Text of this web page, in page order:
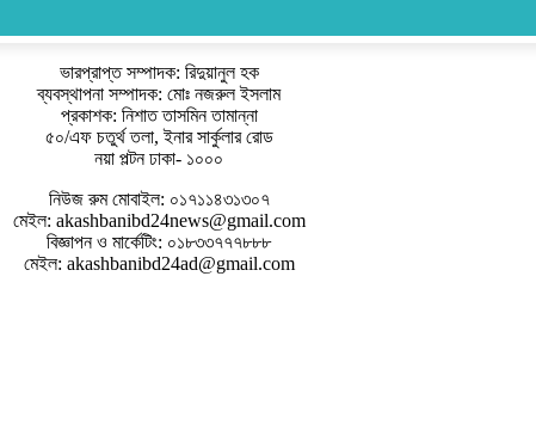
ভারপ্রাপ্ত সম্পাদক: রিদুয়ানুল হক
ব্যবস্থাপনা সম্পাদক: মোঃ নজরুল ইসলাম
প্রকাশক: নিশাত তাসমিন তামান্না
৫০/এফ চতুর্থ তলা, ইনার সার্কুলার রোড
নয়া পল্টন ঢাকা- ১০০০
নিউজ রুম মোবাইল: ০১৭১১৪৩১৩০৭
মেইল: akashbanibd24news@gmail.com
বিজ্ঞাপন ও মার্কেটিং: ০১৮৩৩৭৭৭৮৮৮
মেইল: akashbanibd24ad@gmail.com